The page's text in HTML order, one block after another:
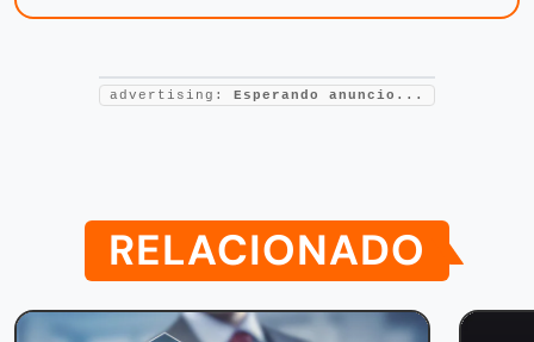
advertising: Esperando anuncio...
RELACIONADO